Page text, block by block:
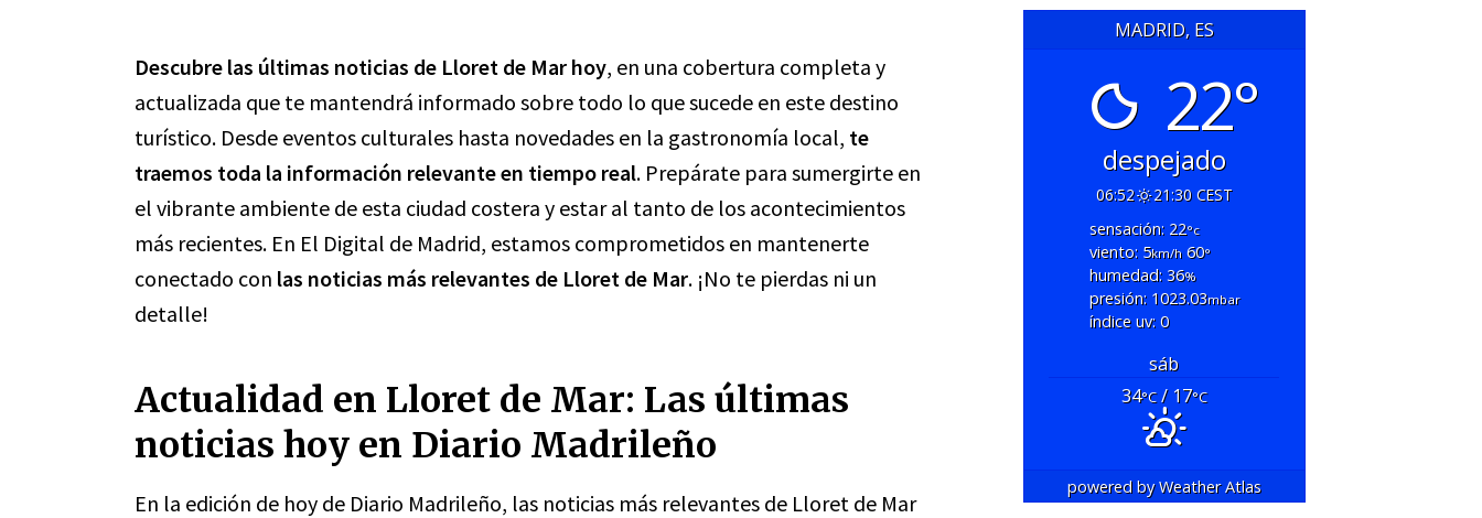
Descubre las últimas noticias de Lloret de Mar hoy, en una cobertura completa y
actualizada que te mantendrá informado sobre todo lo que sucede en este destino
turístico. Desde eventos culturales hasta novedades en la gastronomía local, te
traemos toda la información relevante en tiempo real. Prepárate para sumergirte en
el vibrante ambiente de esta ciudad costera y estar al tanto de los acontecimientos
más recientes. En El Digital de Madrid, estamos comprometidos en mantenerte
conectado con las noticias más relevantes de Lloret de Mar. ¡No te pierdas ni un
detalle!
Actualidad en Lloret de Mar: Las últimas
noticias hoy en Diario Madrileño
En la edición de hoy de Diario Madrileño, las noticias más relevantes de Lloret de Mar
MADRID, ES
22°
despejado
06:52
21:30 CEST
sensación: 22°c
viento: 5km/h60°
humedad: 36%
presión: 1023.03mbar
índice uv: 0
sáb
34°C/ 17°C
powered byWeather Atlas